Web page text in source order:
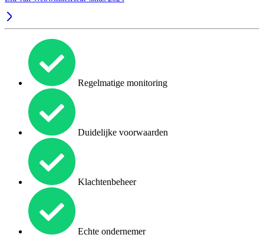
Regelmatige monitoring
Duidelijke voorwaarden
Klachtenbeheer
Echte ondernemer